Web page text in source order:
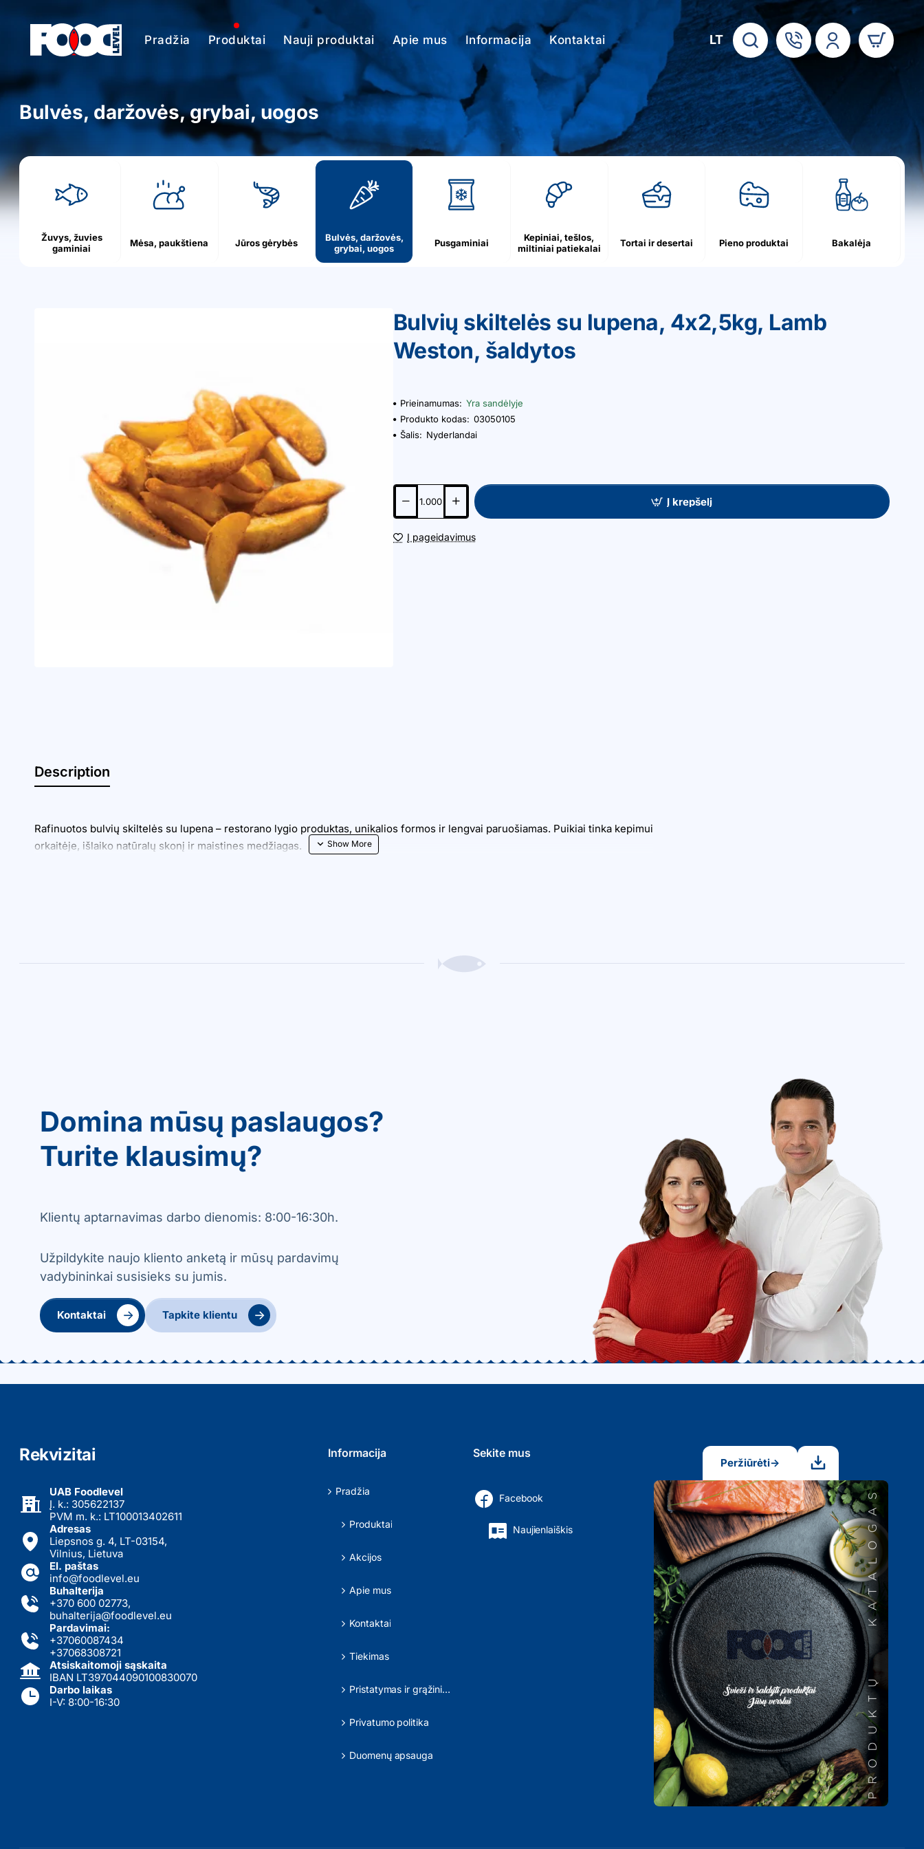
Pradžia Produktai Nauji produktai Apie mus Informacija Kontaktai LT
h
o
m
e
Bulvės, daržovės, grybai, uogos
Žuvys, žuvies
gaminiai
Mėsa, paukštiena Jūros gėrybės
Bulvės, daržovės,
grybai, uogos
Pusgaminiai
Kepiniai, tešlos,
miltiniai patiekalai
Tortai ir desertai Pieno produktai Bakalėja
Bulvių skiltelės su lupena, 4x2,5kg, Lamb
Weston, šaldytos
Prieinamumas: Yra sandėlyje
Produkto kodas: 03050105
Šalis: Nyderlandai
Į krepšelį
Į pageidavimus
Description
Rafinuotos bulvių skiltelės su lupena – restorano lygio produktas, unikalios formos ir lengvai paruošiamas. Puikiai tinka kepimui
orkaitėje, išlaiko natūralų skonį ir maistines medžiagas.
Domina mūsų paslaugos?
Turite klausimų?
Klientų aptarnavimas darbo dienomis: 8:00-16:30h.
Užpildykite naujo kliento anketą ir mūsų pardavimų
vadybininkai susisieks su jumis.
Kontaktai → Tapkite klientu →
Rekvizitai
UAB Foodlevel
Į. k.: 305622137
PVM m. k.: LT100013402611
Adresas
Liepsnos g. 4, LT-03154,
Vilnius, Lietuva
El. paštas
info@foodlevel.eu
Buhalterija
+370 600 02773,
buhalterija@foodlevel.eu
Pardavimai:
+37060087434
+37068308721
Atsiskaitomoji sąskaita
IBAN LT397044090100830070
Darbo laikas
I-V: 8:00-16:30
Informacija
Pradžia
Produktai
Akcijos
Apie mus
Kontaktai
Tiekimas
Pristatymas ir grąžinimas
Privatumo politika
Duomenų apsauga
Sekite mus
Facebook
Naujienlaiškis
Peržiūrėti→